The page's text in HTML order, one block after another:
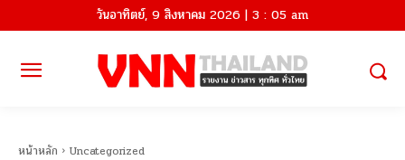
วันอาทิตย์, 9 สิงหาคม 2026 | 3 : 05 am
หน้าหลัก Uncategorized